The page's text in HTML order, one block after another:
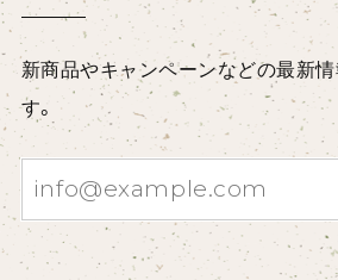
新商品やキャンペーンなどの最新
す。